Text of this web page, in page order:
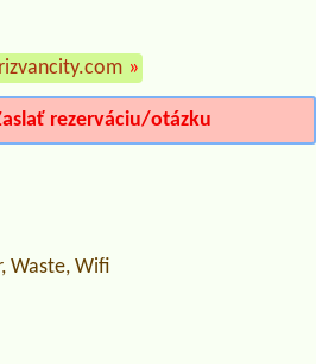
»
rezerváciu/otázku
Waste, Wifi